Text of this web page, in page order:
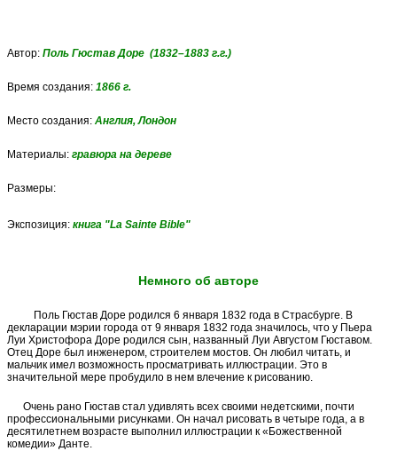
Автор: Поль Гюстав Доре (1832–1883 г.г.)
Время создания: 1866 г.
Место создания: Англия, Лондон
Материалы: гравюра на дереве
Размеры:
Экспозиция: книга "La Sainte Bible"
Немного об авторе
Поль Гюстав Доре родился 6 января 1832 года в Страсбурге. В
декларации мэрии города от 9 января 1832 года значилось, что у Пьера
Луи Христофора Доре родился сын, названный Луи Августом Гюставом.
Отец Доре был инженером, строителем мостов. Он любил читать, и
мальчик имел возможность просматривать иллюстрации. Это в
значительной мере пробудило в нем влечение к рисованию.
Очень рано Гюстав стал удивлять всех своими недетскими, почти
профессиональными рисунками. Он начал рисовать в четыре года, а в
десятилетнем возрасте выполнил иллюстрации к «Божественной
комедии» Данте.